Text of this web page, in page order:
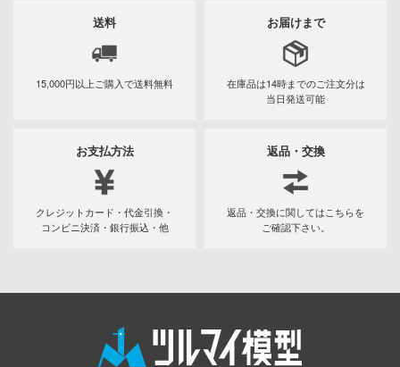
トレック
ァルキュリア
も穴はある！
送料
15,000円以上ご購入で送料無料
お届けまで
在庫品は14時までのご注文分は
当日発送可能
お支払方法
クレジットカード・代金引換・
コンビニ決済・銀行振込・他
返品・交換
返品・交換に関してはこちらを
ご確認下さい。